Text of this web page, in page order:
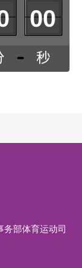
00
务部体育运动司